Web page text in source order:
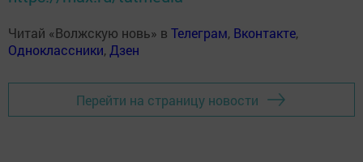
Читай «Волжскую новь» в Телеграм, Вконтакте,
Одноклассники, Дзен
Перейти на страницу новости